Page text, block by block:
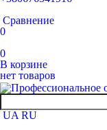
Сравнение
0
0
В корзине
нет товаров
UA RU